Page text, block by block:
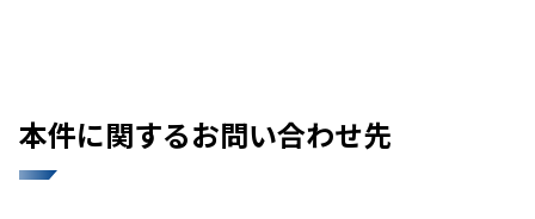
本件に関するお問い合わせ先